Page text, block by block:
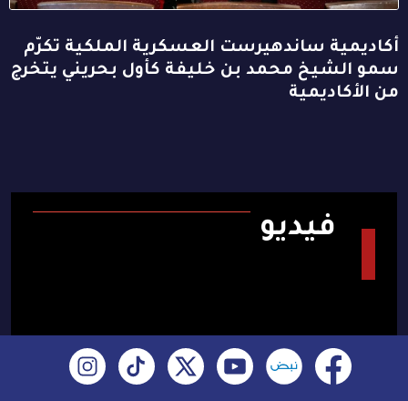
أكاديمية ساندهيرست العسكرية الملكية تكرّم
سمو الشيخ محمد بن خليفة كأول بحريني يتخرج
من الأكاديمية
فيديو